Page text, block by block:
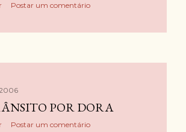
Postar um comentário
POR DORA
Postar um comentário